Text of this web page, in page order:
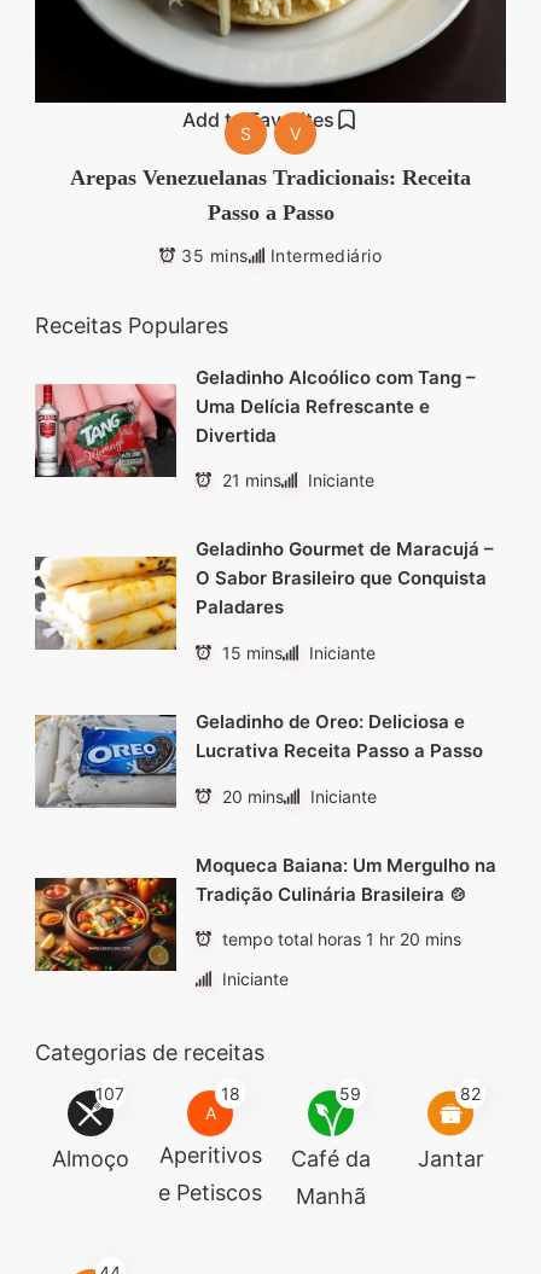
segredos valiosos e
receitas rápidas e fáceis
que vão impressionar
todos ao seu redor.
Transforme suas
refeições e inspire-se
agora mesmo!
Add to Favorites
S V
Arepas Venezuelanas Tradicionais: Receita
Passo a Passo
35 mins Intermediário
Receitas Populares
Geladinho Alcoólico com Tang –
Uma Delícia Refrescante e
Divertida
21 mins Iniciante
Geladinho Gourmet de Maracujá –
O Sabor Brasileiro que Conquista
Paladares
15 mins Iniciante
Geladinho de Oreo: Deliciosa e
Lucrativa Receita Passo a Passo
20 mins Iniciante
Moqueca Baiana: Um Mergulho na
Tradição Culinária Brasileira 🍲
tempo total horas 1 hr 20 mins
Iniciante
Categorias de receitas
107
Almoço
A
18
Aperitivos
e Petiscos
59
Café da
Manhã
82
Jantar